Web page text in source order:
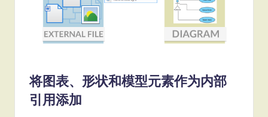
将图表、形状和模型元素作为内部
引用添加